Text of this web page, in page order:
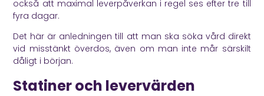
också att maximal leverpåverkan i regel ses efter tre till
fyra dagar.
Det här är anledningen till att man ska söka vård direkt
vid misstänkt överdos, även om man inte mår särskilt
dåligt i början.
Statiner och levervärden